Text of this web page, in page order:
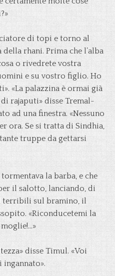
di topi e torno al
rhani. Prima che l’alba
o rivedrete vostra
e su vostro figlio. Ho
«La palazzina è ormai già
rajaputi» disse Tremal-
ad una finestra. «Nessuno
ora. Se si tratta di Sindhia,
truppe da gettarsi
tormentava la barba, e che
il salotto, lanciando, di
terribili sul bramino, il
«Riconducetemi la
disse Timul. «Voi
ingannato».